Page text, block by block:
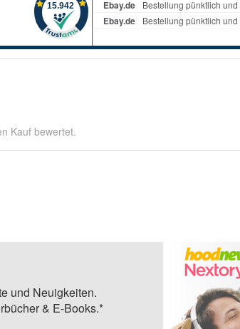
Kauf bewertet.
und Neuigkeiten.
& E-Books.*